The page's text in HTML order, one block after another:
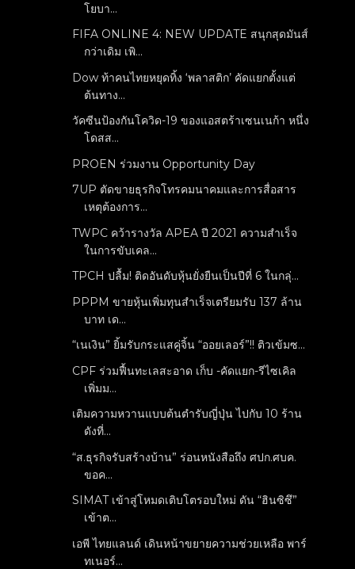
โยบา...
FIFA ONLINE 4: NEW UPDATE สนุกสุดมันส์
กว่าเดิม เพิ...
Dow ท้าคนไทยหยุดทิ้ง ‘พลาสติก’ คัดแยกตั้งแต่
ต้นทาง...
วัคซีนป้องกันโควิด-19 ของแอสตร้าเซนเนก้า หนึ่ง
โดสส...
PROEN ร่วมงาน Opportunity Day
7UP ตัดขายธุรกิจโทรคมนาคมและการสื่อสาร
เหตุต้องการ...
TWPC คว้ารางวัล APEA ปี 2021 ความสำเร็จ
ในการขับเคล...
TPCH ปลื้ม! ติดอันดับหุ้นยั่งยืนเป็นปีที่ 6 ในกลุ่...
PPPM ขายหุ้นเพิ่มทุนสำเร็จเตรียมรับ 137 ล้าน
บาท เด...
“เนเงิน” ยิ้มรับกระแสคู่จิ้น “ออยเลอร์”!! ติวเข้มซ...
CPF ร่วมฟื้นทะเลสะอาด เก็บ -คัดแยก-รีไซเคิล
เพิ่มม...
เติมความหวานแบบต้นตำรับญี่ปุ่น ไปกับ 10 ร้าน
ดังที่...
“ส.ธุรกิจรับสร้างบ้าน” ร่อนหนังสือถึง ศปก.ศบค.
ขอค...
SIMAT เข้าสู่โหมดเติบโตรอบใหม่ ดัน “ฮินซิซึ”
เข้าต...
เอพี ไทยแลนด์ เดินหน้าขยายความช่วยเหลือ พาร์
ทเนอร์...